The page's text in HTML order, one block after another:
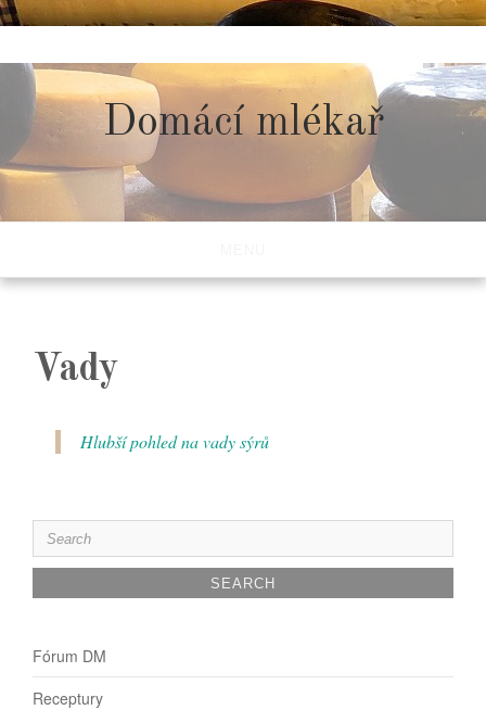
to
content
Domácí mlékař
Vady
Hlubší pohled na vady sýrů
Search
for:
Fórum DM
Receptury